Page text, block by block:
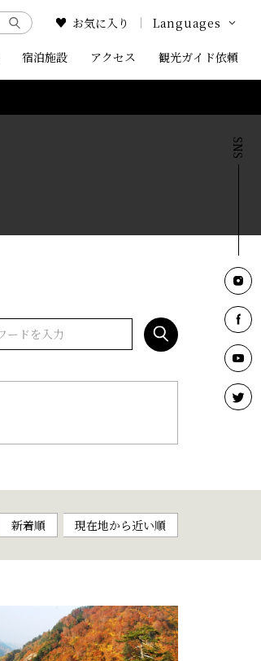
宿泊施設 アクセス 観光ガイド依頼
お気に入り Languages
Google Translate
新着順 現在地から近い順